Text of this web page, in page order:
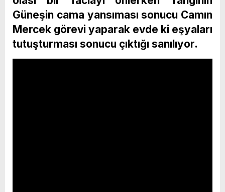
Güneşin cama yansıması sonucu Camın
Mercek görevi yaparak evde ki eşyaları
tutuşturması sonucu çıktığı sanılıyor.